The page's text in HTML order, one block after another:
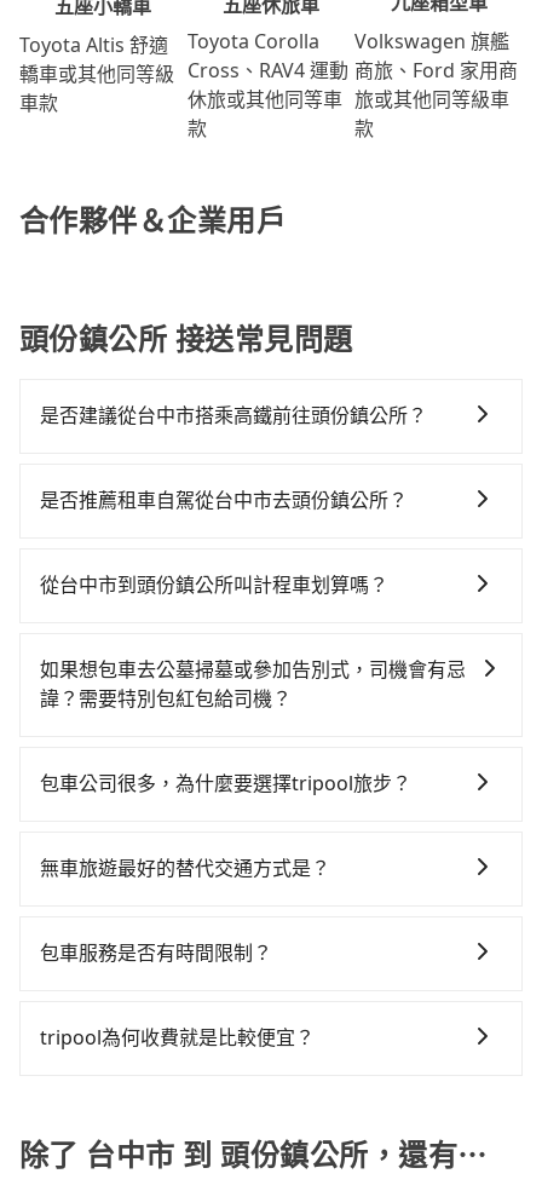
五座小轎車
Toyota Altis 舒適
轎車或其他同等級
車款
五座休旅車
Toyota Corolla
Cross、RAV4 運動
休旅或其他同等車
款
Volkswagen 旗艦
商旅、Ford 家用商
旅或其他同等級車
款
合作夥伴＆企業用戶
頭份鎮公所 接送常見問題
是否建議從台中市搭乘高鐵前往頭份鎮公所？
適、較貴、費時！從最早06:05一直到23:03，台中-台北
程約35分鐘。抵達高鐵站後，步行進站、現場購票並於
再用15分鐘出站、等待車站前排班的計程車，搭上小黃
後約花20分鐘、車費300元後，抵達頭份鎮公所 (台北市
不過，台中市少部分小黃司機不按表收費，看乘客是外
47分鐘。選擇搭乘高鐵而不預約包車，不僅每人至少額
乘車，也可參考tripool的拼車共乘服務，最多可再節省
是否推薦租車自駕從台中市去頭份鎮公所？
時不需要閉目養神（因為要自己開車），最重要的是你
$115~205承租小轎車，每公里再額外加收$3.2，從台中
市（沙鹿區）到頭份鎮公所的花費預估為
時40元路邊停車費用預估進去，但額外的汽車保險與可
差的車款，如果人數超過四位，更是沒有較大的七人座
凹的車門仍未被修理，每一次租車都好像在開樂透一
車位，對於急著用車或者要載其他乘客的人來說就有不
上下車地點仍有段距離，在遇到下雨天或者載行李時，
就顯得非常不便。
從台中市到頭份鎮公所叫計程車划算嗎？
灣大車隊、Uber、Line Taxi、Yoxi等。依照里程跳錶計
算，價格約為4,050~4,900元間，但如改預約tripool可
被坑受騙。綜合以上，無論在價格或服務品質上，
如果想包車去公墓掃墓或參加告別式，司機會有忌
諱？需要特別包紅包給司機？
都會提供接送服務。不過，如果您有其他特殊要求，例
續爭議。此外，是否需要給司機紅包或小費，則可以由
包車公司很多，為什麼要選擇tripool旅步？
以依照您行程人數的需求進行選擇。此外，為確保您的
無隱藏費用，且還提供優於其他業者更彈性的取消政
驗。所以，如果您正在尋找一家可靠的包車公司，
無車旅遊最好的替代交通方式是？
看您旅遊的目的地而定。您可以善用大眾運輸，例如：
服務，由專人到府接送，讓您更加輕鬆自在。
包車服務是否有時間限制？
程安排。
tripool為何收費就是比較便宜？
因為司機素質比較差、車上會有煙味、或者車齡過大，
但事實恰恰相反。tripool不僅有嚴密的篩選機制，定期
除了 台中市 到 頭份鎮公所，還有⋯